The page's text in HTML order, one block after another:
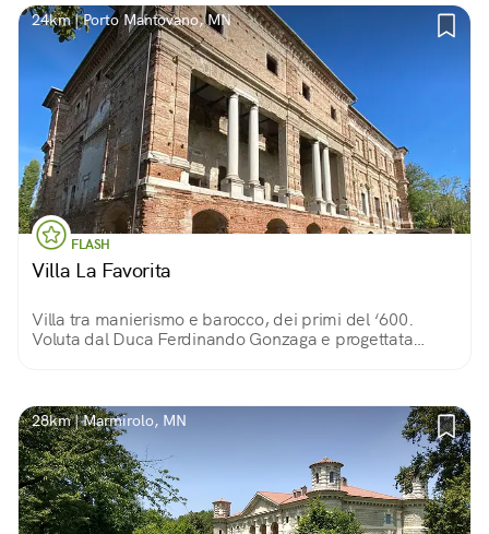
24km | Porto Mantovano, MN
FLASH
Villa La Favorita
Villa tra manierismo e barocco, dei primi del ‘600.
Voluta dal Duca Ferdinando Gonzaga e progettata
28km | Marmirolo, MN